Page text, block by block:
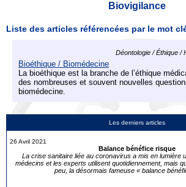
Les derniers articles
26 Avril 2021
Balance bénéfice risque
La crise sanitaire liée au coronavirus a mis en lumière
médecins et les experts utilisent quotidiennement, mais
peu, la désormais fameuse « balance
Biovigilance
Liste des articles référencées par le mot
Déontologie / Éthique /
Bioéthique / Biomédecine
La bioéthique est la branche de l’éthique
des nombreuses et souvent nouvelles
biomédecine.